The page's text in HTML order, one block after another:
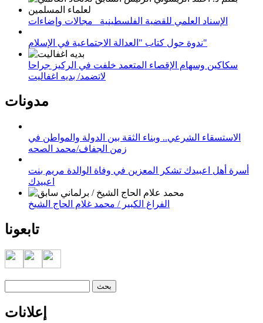
الإسناد العلمي للقضية الفلسطينية_ مجالات وإضاءات
ندوة حول كتاب "العدالة الاجتماعية في الإسلام"
سكاكين وسهام الإقصاء المتعمد خلفت في الركيز جراحا
لاتضمد/ بديه اغفاليت
مدونات
الاستسقاء الشرعي.. وبناء الثقة بين الدولة والمواطن في
زمن الجفاف/محمد الصحه
أسرة أهل اعبيدك تشكر المعزين في وفاة الوالدة مريم بنت
اعبيدك
الفراغ الكبير / محمد غلام الحاج الشيخ
تابعونا
إعلانات